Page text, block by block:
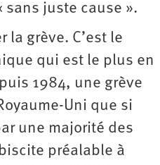
juste cause ».
la grève. C’est le
qui est le plus en
1984, une grève
Uni que si
une majorité des
préalable à